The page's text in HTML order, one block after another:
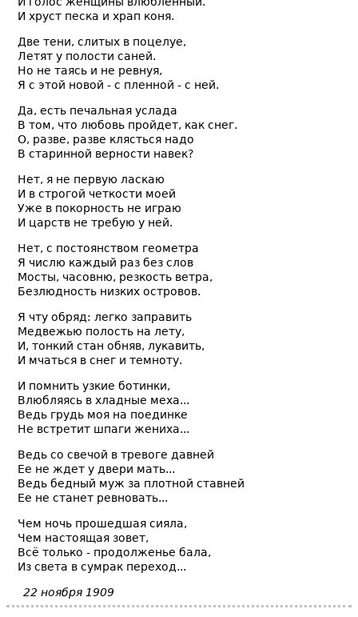
И хруст песка и храп коня.
Две тени, слитых в поцелуе,
Летят у полости саней.
Но не таясь и не ревнуя,
Я с этой новой - с пленной - с ней.
Да, есть печальная услада
В том, что любовь пройдет, как снег.
О, разве, разве клясться надо
В старинной верности навек?
Нет, я не первую ласкаю
И в строгой четкости моей
Уже в покорность не играю
И царств не требую у ней.
Нет, с постоянством геометра
Я числю каждый раз без слов
Мосты, часовню, резкость ветра,
Безлюдность низких островов.
Я чту обряд: легко заправить
Медвежью полость на лету,
И, тонкий стан обняв, лукавить,
И мчаться в снег и темноту.
И помнить узкие ботинки,
Влюбляясь в хладные меха...
Ведь грудь моя на поединке
Не встретит шпаги жениха...
Ведь со свечой в тревоге давней
Ее не ждет у двери мать...
Ведь бедный муж за плотной ставней
Ее не станет ревновать...
Чем ночь прошедшая сияла,
Чем настоящая зовет,
Всё только - продолженье бала,
Из света в сумрак переход...
22 ноября 1909